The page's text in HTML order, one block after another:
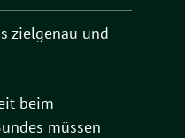
zielgenau und
beim
müssen